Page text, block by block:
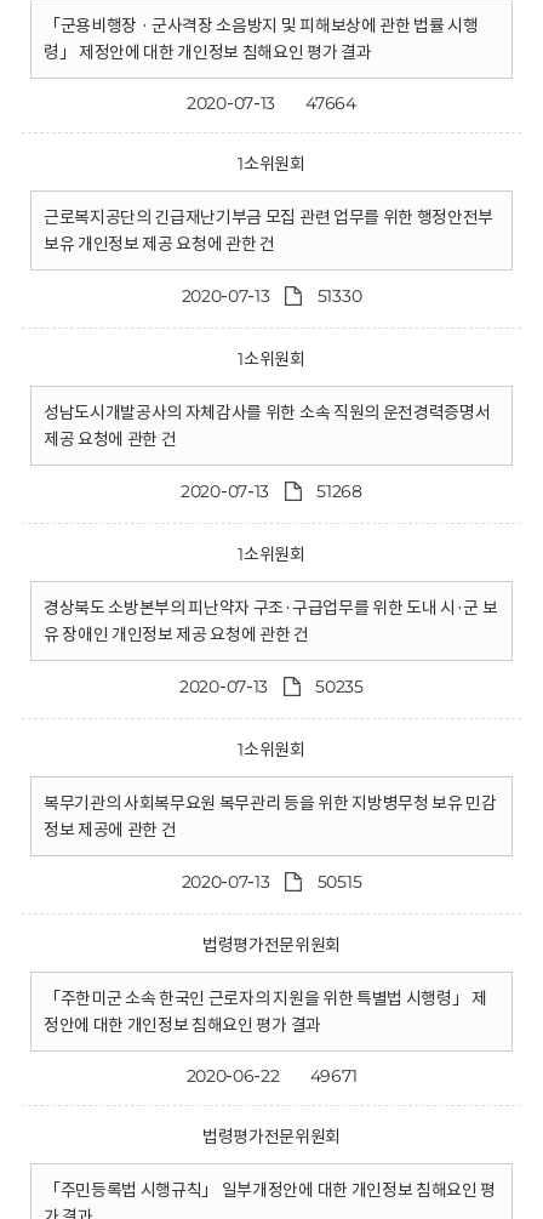
「군용비행장 · 군사격장 소음방지 및 피해보상에 관한 법률 시행
령」 제정안에 대한 개인정보 침해요인 평가 결과
2020-07-13 47664
1소위원회
근로복지공단의 긴급재난기부금 모집 관련 업무를 위한 행정안전부
보유 개인정보 제공 요청에 관한 건
2020-07-13 51330
1소위원회
성남도시개발공사의 자체감사를 위한 소속 직원의 운전경력증명서
제공 요청에 관한 건
2020-07-13 51268
1소위원회
경상북도 소방본부의 피난약자 구조·구급업무를 위한 도내 시·군 보
유 장애인 개인정보 제공 요청에 관한 건
2020-07-13 50235
1소위원회
복무기관의 사회복무요원 복무관리 등을 위한 지방병무청 보유 민감
정보 제공에 관한 건
2020-07-13 50515
법령평가전문위원회
「주한미군 소속 한국인 근로자의 지원을 위한 특별법 시행령」 제
정안에 대한 개인정보 침해요인 평가 결과
2020-06-22 49671
법령평가전문위원회
「주민등록법 시행규칙」 일부개정안에 대한 개인정보 침해요인 평